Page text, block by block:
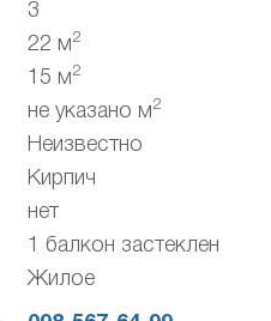
3
22 м2
15 м2
не указано м2
Неизвестно
Кирпич
нет
1 балкон застеклен
Жилое